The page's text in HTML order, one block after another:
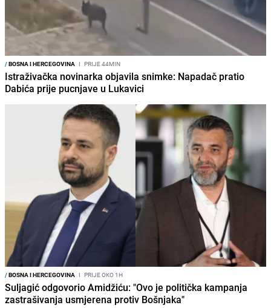
/BOSNA I HERCEGOVINA I PRIJE 44MIN
Istraživačka novinarka objavila snimke: Napadač pratio
Dabića prije pucnjave u Lukavici
/BOSNA I HERCEGOVINA I PRIJE OKO 1H
Suljagić odgovorio Amidžiću: "Ovo je politička kampanja
zastrašivanja usmjerena protiv Bošnjaka"